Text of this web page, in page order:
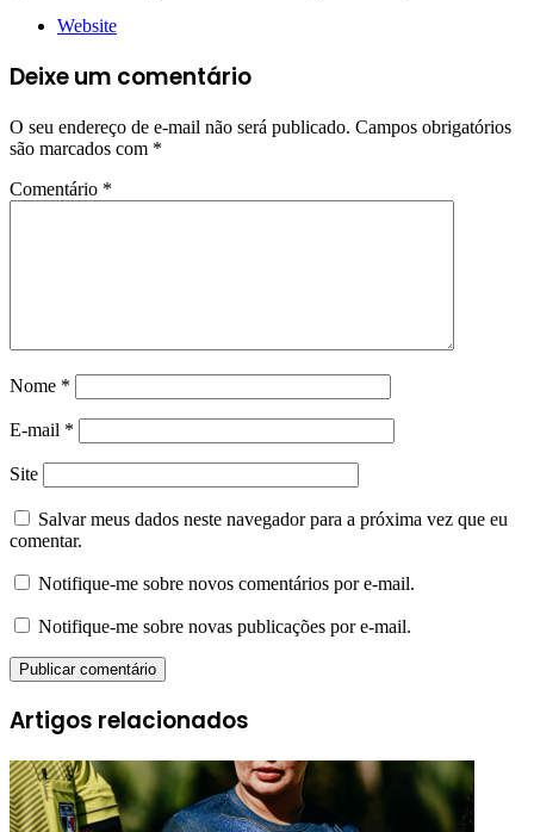
Website
Deixe um comentário
O seu endereço de e-mail não será publicado. Campos obrigatórios
são marcados com *
Comentário *
Nome *
E-mail *
Site
Salvar meus dados neste navegador para a próxima vez que eu
comentar.
Notifique-me sobre novos comentários por e-mail.
Notifique-me sobre novas publicações por e-mail.
Artigos relacionados